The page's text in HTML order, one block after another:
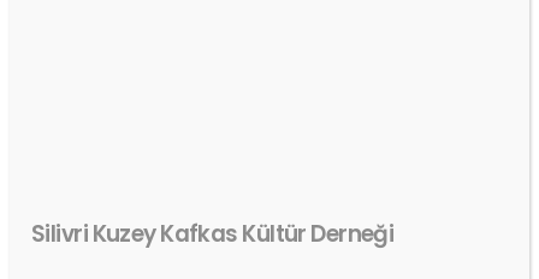
Silivri Kuzey Kafkas Kültür Derneği